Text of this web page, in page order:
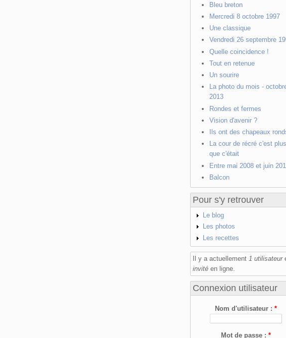
Bleu breton
Mercredi 8 octobre 1997
Une classique
Vendredi 26 septembre
Quelle coincidence !
Tout en retenue
Un sourire
La photo du mois -
2013
Rondes et fermes
Vision d'avenir ?
Ils ont des chapeaux
La cour de récré c'est
que c'était
Entre mai 2008 et juin
Balcon
Pour s'y retrouver
Le blog
Les photos
Les recettes
Il y a actuellement1 utilisateur
invité en ligne.
Connexion utilisateur
Nom d'utilisateur :*
Mot de passe :*